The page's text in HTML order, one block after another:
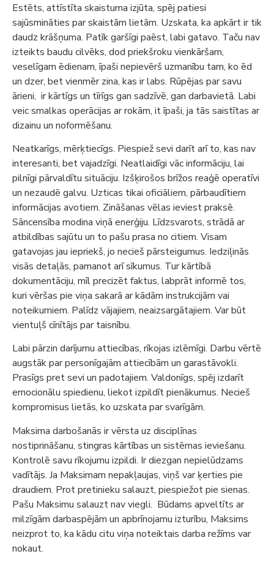
Estēts, attīstīta skaistuma izjūta, spēj patiesi
sajūsmināties par skaistām lietām. Uzskata, ka apkārt ir tik
daudz krāšņuma. Patīk garšīgi paēst, labi gatavo. Taču nav
izteikts baudu cilvēks, dod priekšroku vienkāršam,
veselīgam ēdienam, īpaši nepievērš uzmanību tam, ko ēd
un dzer, bet vienmēr zina, kas ir labs. Rūpējas par savu
ārieni, ir kārtīgs un tīrīgs gan sadzīvē, gan darbavietā. Labi
veic smalkas operācijas ar rokām, it īpaši, ja tās saistītas ar
dizainu un noformēšanu.
Neatkarīgs, mērķtiecīgs. Piespiež sevi darīt arī to, kas nav
interesanti, bet vajadzīgi. Neatlaidīgi vāc informāciju, lai
pilnīgi pārvaldītu situāciju. Izšķirošos brīžos reaģē operatīvi
un nezaudē galvu. Uzticas tikai oficiāliem, pārbaudītiem
informācijas avotiem. Zināšanas vēlas ieviest praksē.
Sāncensība modina viņā enerģiju. Līdzsvarots, strādā ar
atbildības sajūtu un to pašu prasa no citiem. Visam
gatavojas jau iepriekš, jo necieš pārsteigumus. Iedziļinās
visās detaļās, pamanot arī sīkumus. Tur kārtībā
dokumentāciju, mīl precizēt faktus, labprāt informē tos,
kuri vēršas pie viņa sakarā ar kādām instrukcijām vai
noteikumiem. Palīdz vājajiem, neaizsargātajiem. Var būt
vientuļš cīnītājs par taisnību.
Labi pārzin darījumu attiecības, rīkojas izlēmīgi. Darbu vērtē
augstāk par personīgajām attiecībām un garastāvokli.
Prasīgs pret sevi un padotajiem. Valdonīgs, spēj izdarīt
emocionālu spiedienu, liekot izpildīt pienākumus. Necieš
kompromisus lietās, ko uzskata par svarīgām.
Maksima darbošanās ir vērsta uz disciplīnas
nostiprināšanu, stingras kārtības un sistēmas ieviešanu.
Kontrolē savu rīkojumu izpildi. Ir diezgan nepielūdzams
vadītājs. Ja Maksimam nepakļaujas, viņš var ķerties pie
draudiem. Prot pretinieku salauzt, piespiežot pie sienas.
Pašu Maksimu salauzt nav viegli. Būdams apveltīts ar
milzīgām darbaspējām un apbrīnojamu izturību, Maksims
neizprot to, ka kādu citu viņa noteiktais darba režīms var
nokaut.